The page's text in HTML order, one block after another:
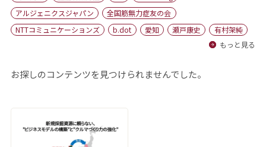
出版物
会社概要
アルジェニクスジャパン
全国筋無力症友の会
NTTコミュニケーションズ
b.dot 愛知 瀬戸康史
有村架純
もっと見る
お探しのコンテンツを見つけられませんでした。